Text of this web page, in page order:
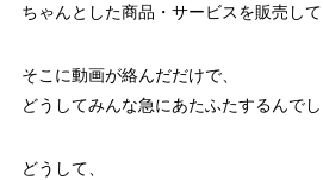
ちゃんとした商品・サービスを販売し
そこに動画が絡んだだけで、
どうしてみんな急にあたふたするんでし
どうして、